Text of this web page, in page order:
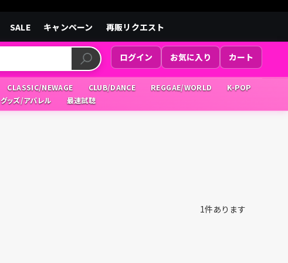
SALE キャンペーン 再販リクエスト
ログイン お気に入り カート
CLASSIC/NEWAGE CLUB/DANCE REGGAE/WORLD
K-POP
グッズ/アパレル 最速試聴
1件あります